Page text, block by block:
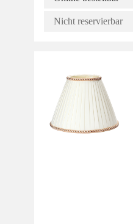
Nicht reservierbar